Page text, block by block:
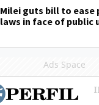
Milei guts bill to ease
laws in face of public
Ads Space